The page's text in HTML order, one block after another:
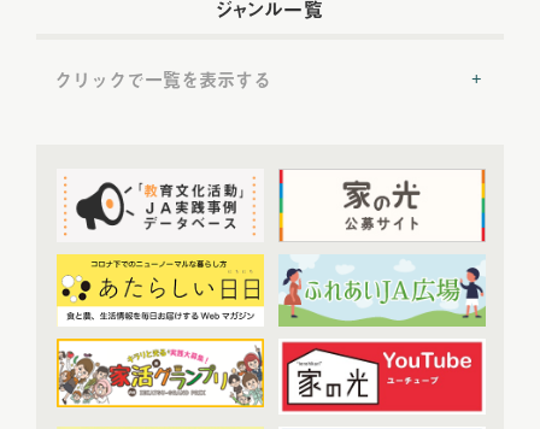
2022年7月配信 (8)
2022年10月配信 (7)
2022年11月配信(6)
2023年配信(72)
2023年1月配信(6)
2023年2月配信(7)
2023年3月配信(6)
ジャンル一覧
クリックで一覧を表示する
トップ対談(50)
ＪＡ実践事例紹介 (37)
教育文化プランナー (19)
協同の歴史の瞬間(52)
農業・食料ほんとうの話(52)
わたしと協同組合(3)